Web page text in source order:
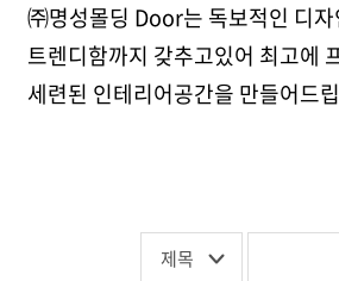
㈜명성몰딩 Door는 독보적인 디
트렌디함까지 갖추고있어 최고에
세련된 인테리어공간을 만들어드